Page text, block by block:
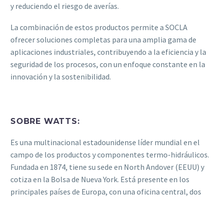
y reduciendo el riesgo de averías.
La combinación de estos productos permite a SOCLA
ofrecer soluciones completas para una amplia gama de
aplicaciones industriales, contribuyendo a la eficiencia y la
seguridad de los procesos, con un enfoque constante en la
innovación y la sostenibilidad.
SOBRE WATTS:
Es una multinacional estadounidense líder mundial en el
campo de los productos y componentes termo-hidráulicos.
Fundada en 1874, tiene su sede en North Andover (EEUU) y
cotiza en la Bolsa de Nueva York. Está presente en los
principales países de Europa, con una oficina central, dos